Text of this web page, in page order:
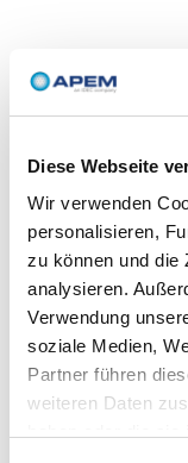
Diese Webseite
Wir verwenden
personalisieren,
zu können und die
analysieren.
Verwendung
soziale Medien,
Partner führen
weiteren Daten